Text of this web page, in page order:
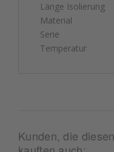
Länge Isolierung
Material
Serie
Temperatur
Kunden, die